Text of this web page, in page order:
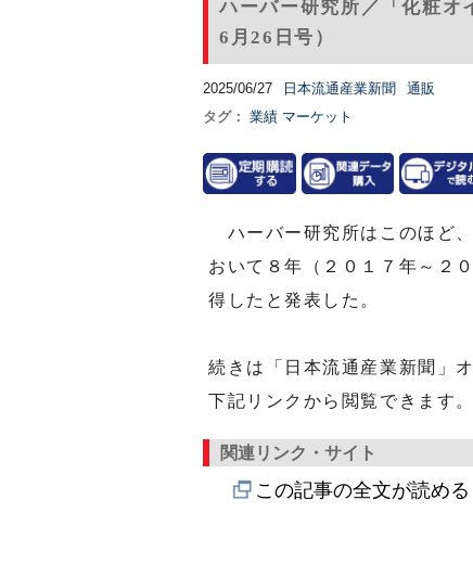
ハーバー研究所／「化粧オ
6月26日号）
2025/06/27 日本流通産業新聞
通販
タグ： 業績 マーケット
ハーバー研究所はこのほど
おいて８年（２０１７年～２
得したと発表した。
続きは「日本流通産業新聞」
下記リンクから閲覧できます。
関連リンク・サイト
この記事の全文が読め